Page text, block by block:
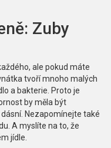
Zuby
ale pokud máte
tvoří mnoho malých
a bakterie. Proto je
by měla být
Nezapomínejte také
A myslíte na to, že
jídle.